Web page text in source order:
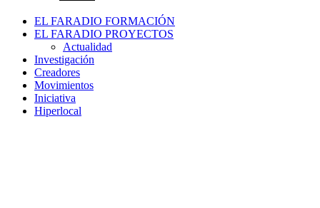
EL FARADIO FORMACIÓN
EL FARADIO PROYECTOS
Actualidad
Investigación
Creadores
Movimientos
Iniciativa
Hiperlocal